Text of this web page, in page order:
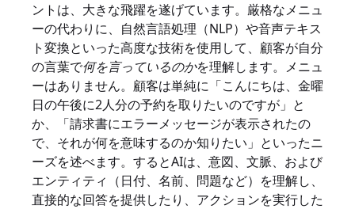
ントは、大きな飛躍を遂げています。厳格なメニュ
ーの代わりに、自然言語処理（NLP）や音声テキス
ト変換といった高度な技術を使用して、顧客が自分
の言葉で何を言っているのかを理解します。メニュ
ーはありません。顧客は単純に「こんにちは、金曜
日の午後に2人分の予約を取りたいのですが」と
か、「請求書にエラーメッセージが表示されたの
で、それが何を意味するのか知りたい」といったニ
ーズを述べます。するとAIは、意図、文脈、および
エンティティ（日付、名前、問題など）を理解し、
直接的な回答を提供したり、アクションを実行した